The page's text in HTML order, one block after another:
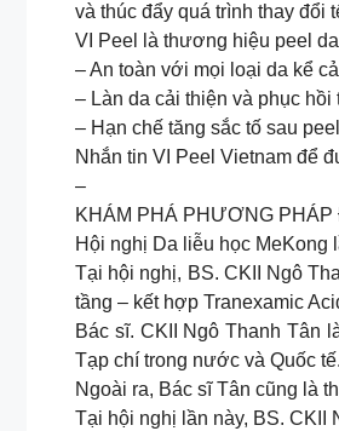
và thúc đẩy quá trình thay đổi
VI Peel là thương hiệu peel
– An toàn với mọi loại da kể
– Làn da cải thiện và phục
– Hạn chế tăng sắc tố sau peel
Nhắn tin VI Peel Vietnam để
–
KHÁM PHÁ PHƯƠNG PHÁP
Hội nghị Da liễu học MeKong
Tại hội nghị, BS. CKII Ngô
tầng – kết hợp Tranexamic
Bác sĩ. CKII Ngô Thanh Tân
Tạp chí trong nước và Quốc tế.
Ngoài ra, Bác sĩ Tân cũng là
Tại hội nghị lần này, BS. CKII